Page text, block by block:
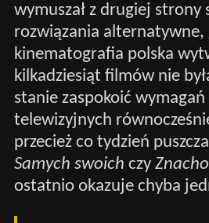
wymuszał z drugiej strony
rozwiązania alternatywne,
kinematografia polska
kilkadziesiąt filmów nie
stanie zaspokoić
telewizyjnych
przecież co tydzień
Samych swoich czy
ostatnio okazuje chyba